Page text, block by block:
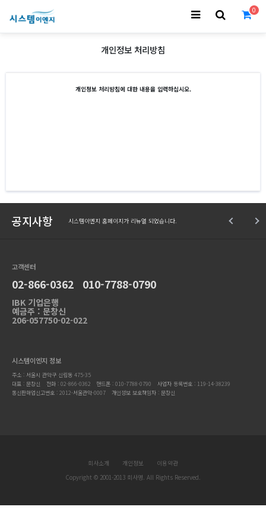
0
개인정보 처리방침
개인정보 처리방침에 대한 내용을 입력하십시오.
공지사항 시스템이엔지 홈페이지가 리뉴얼 되었습니다.
고객센터
02-866-0362 010-7788-0790
IBK 기업은행
예금주 : 문창신
206-057750-02-022
시스템이엔지 정보
주소 : 서울시 관악구 신림동 475-35
대표 : 문창신
전화 : 02-866-0362 핸드폰 : 010-7788-0790
사업자 등록번호 : 119-14-38239
통신판매업신고번호 : 2012-서울관악-0007
개인정보 보호책임자 : 문창신
회사소개 개인정보
이용약관
Copyright © 2001-2013 회사명. All Rights Reserved.